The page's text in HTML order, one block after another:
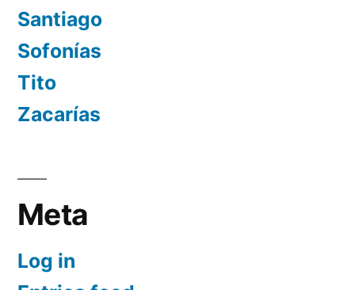
Santiago
Sofonías
Tito
Zacarías
Meta
Log in